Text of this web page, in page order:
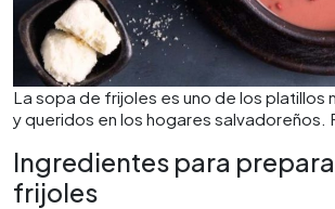
La sopa de frijoles es uno de los platillos
y queridos en los hogares salvadoreños.
Ingredientes para
frijoles